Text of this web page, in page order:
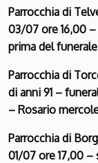
Parrocchia di
03/07 ore 16,00
prima del funerale
Parrocchia di
di anni 91 –
– Rosario
Parrocchia di
01/07 ore 17,00 –